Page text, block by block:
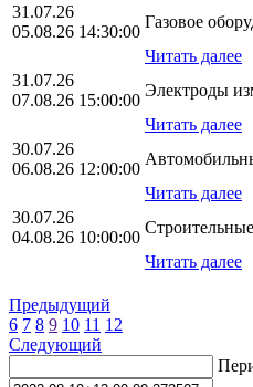
31.07.26
05.08.26 14:30:00
Газовое
Читать далее
31.07.26
07.08.26 15:00:00
Электроды
Читать далее
30.07.26
06.08.26 12:00:00
Читать далее
30.07.26
04.08.26 10:00:00
Читать далее
Предыдущий
6 7 8 9 10 11 12
Следующий